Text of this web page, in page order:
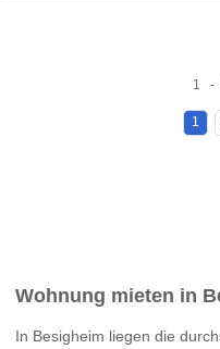
1 -
1
Wohnung mieten in
In Besigheim liegen die